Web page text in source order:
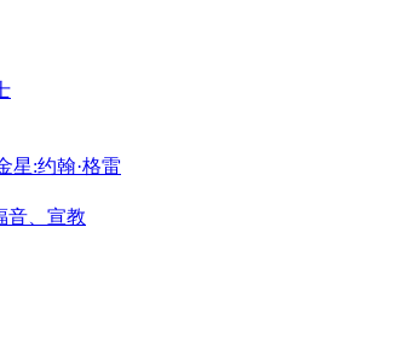
星:约翰·格雷
音、宣教